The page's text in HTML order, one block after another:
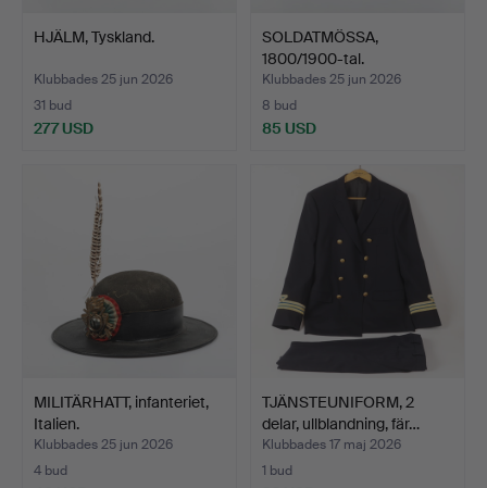
HJÄLM, Tyskland.
Klubbades 25 jun 2026
31 bud
277 USD
SOLDATMÖSSA,
1800/1900-tal.
Klubbades 25 jun 2026
8 bud
85 USD
MILITÄRHATT, infanteriet,
Italien.
Klubbades 25 jun 2026
4 bud
TJÄNSTEUNIFORM, 2
delar, ullblandning, fär…
Klubbades 17 maj 2026
1 bud